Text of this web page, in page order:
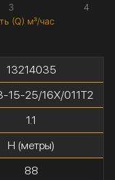
(Q) м³/час
3 4
13214035
15-25/16Х/011Т2
1.1
H (метры)
88